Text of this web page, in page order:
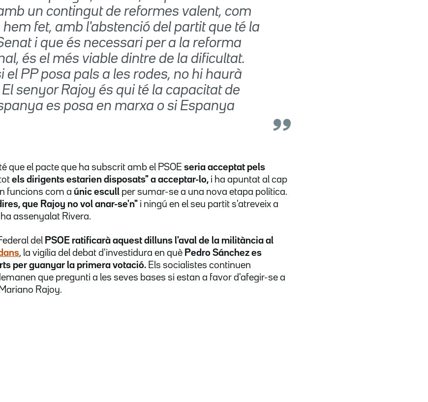
un contingut de reformes valent, com
fet, amb l'abstenció del partit que té la
i que és necessari per a la reforma
és el més viable dintre de la dificultat.
el PP posa pals a les rodes, no hi haurà
senyor Rajoy és qui té la capacitat de
es posa en marxa o si Espanya
que el pacte que ha subscrit amb el PSOE seria acceptat pels
els dirigents estarien disposats" a acceptar-lo, i ha apuntat al cap
funcions com a únic escull per sumar-se a una nova etapa política.
que Rajoy no vol anar-se'n" i ningú en el seu partit s'atreveix a
assenyalat Rivera.
del PSOE ratificarà aquest dilluns l'aval de la militància al
, la vigília del debat d'investidura en què Pedro Sánchez es
per guanyar la primera votació. Els socialistes continuen
que pregunti a les seves bases si estan a favor d'afegir-se a
Rajoy.